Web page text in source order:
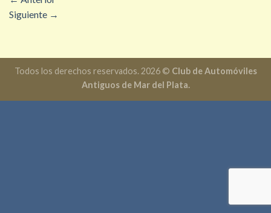
Siguiente →
Todos los derechos reservados. 2026 © Club de Automóviles
Antiguos de Mar del Plata.